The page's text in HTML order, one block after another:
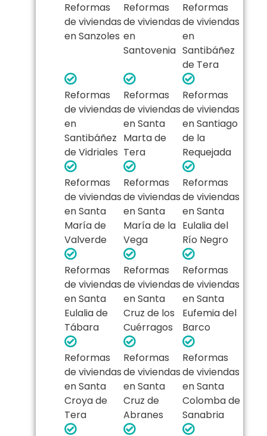
Reformas
de viviendas
en Sanzoles
Reformas
de viviendas
en
Santovenia
Reformas
de viviendas
en
Santibáñez
de Tera
Reformas
de viviendas
en
Santibáñez
de Vidriales
Reformas
de viviendas
en Santa
Marta de
Tera
Reformas
de viviendas
en Santiago
de la
Requejada
Reformas
de viviendas
en Santa
María de
Valverde
Reformas
de viviendas
en Santa
María de la
Vega
Reformas
de viviendas
en Santa
Eulalia del
Río Negro
Reformas
de viviendas
en Santa
Eulalia de
Tábara
Reformas
de viviendas
en Santa
Cruz de los
Cuérragos
Reformas
de viviendas
en Santa
Eufemia del
Barco
Reformas
de viviendas
en Santa
Croya de
Tera
Reformas
de viviendas
en Santa
Cruz de
Abranes
Reformas
de viviendas
en Santa
Colomba de
Sanabria